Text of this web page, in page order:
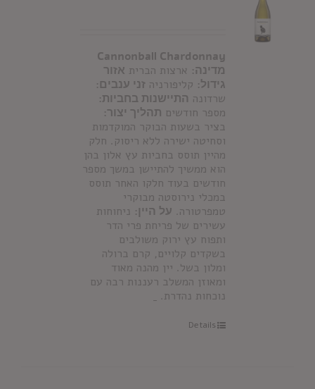
Cannonball Chardonnay
מדינה: ארצות הברית אזור
גידול: קליפורניה זני ענבים:
שרדונה התיישנות בחביות:
מספר חודשים תהליך יצור:
בציר בשעות הבוקר המוקדמות
וסחיטה ישירה ללא ריסוק. חלק
מהיין תוסס בחביות עץ אלון בהן
הוא ממשיך להתיישן במשך מספר
חודשים בעוד חלקו האחר תוסס
במכלי נירוסטה מבוקרי
טמפרטורה. על היין: ניחוחות
עשירים של פריחת פרי הדר
ותפוח עץ ירוק משולבים
בשקדים קלויים, קרם ברולה
ומלון בשל. יין מהנה מאוד
ומאוזן המשלב רעננות רבה עם
נוכחות נהדרת.
Details